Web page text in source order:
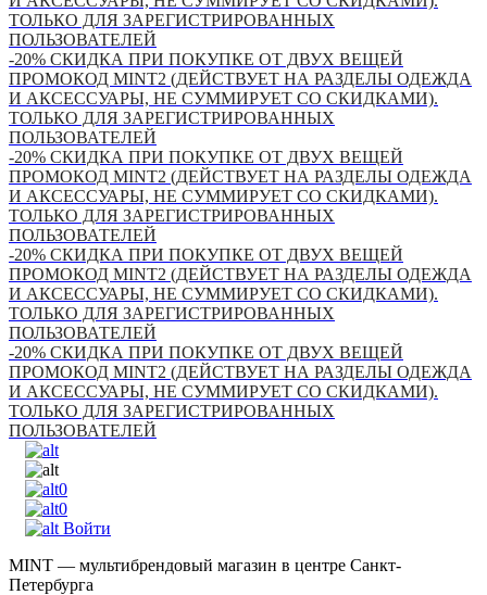
ТОЛЬКО ДЛЯ ЗАРЕГИСТРИРОВАННЫХ
ПОЛЬЗОВАТЕЛЕЙ
-20% СКИДКА ПРИ ПОКУПКЕ ОТ ДВУХ ВЕЩЕЙ
ПРОМОКОД MINT2 (ДЕЙСТВУЕТ НА РАЗДЕЛЫ ОДЕЖДА
И АКСЕССУАРЫ, НЕ СУММИРУЕТ СО СКИДКАМИ).
ТОЛЬКО ДЛЯ ЗАРЕГИСТРИРОВАННЫХ
ПОЛЬЗОВАТЕЛЕЙ
-20% СКИДКА ПРИ ПОКУПКЕ ОТ ДВУХ ВЕЩЕЙ
ПРОМОКОД MINT2 (ДЕЙСТВУЕТ НА РАЗДЕЛЫ ОДЕЖДА
И АКСЕССУАРЫ, НЕ СУММИРУЕТ СО СКИДКАМИ).
ТОЛЬКО ДЛЯ ЗАРЕГИСТРИРОВАННЫХ
ПОЛЬЗОВАТЕЛЕЙ
-20% СКИДКА ПРИ ПОКУПКЕ ОТ ДВУХ ВЕЩЕЙ
ПРОМОКОД MINT2 (ДЕЙСТВУЕТ НА РАЗДЕЛЫ ОДЕЖДА
И АКСЕССУАРЫ, НЕ СУММИРУЕТ СО СКИДКАМИ).
ТОЛЬКО ДЛЯ ЗАРЕГИСТРИРОВАННЫХ
ПОЛЬЗОВАТЕЛЕЙ
-20% СКИДКА ПРИ ПОКУПКЕ ОТ ДВУХ ВЕЩЕЙ
ПРОМОКОД MINT2 (ДЕЙСТВУЕТ НА РАЗДЕЛЫ ОДЕЖДА
И АКСЕССУАРЫ, НЕ СУММИРУЕТ СО СКИДКАМИ).
ТОЛЬКО ДЛЯ ЗАРЕГИСТРИРОВАННЫХ
ПОЛЬЗОВАТЕЛЕЙ
0
0
Войти
MINT — мультибрендовый магазин в центре Санкт-
Петербурга